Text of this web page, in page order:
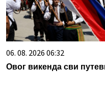
06. 08. 2026 06:32
Овог викенда сви